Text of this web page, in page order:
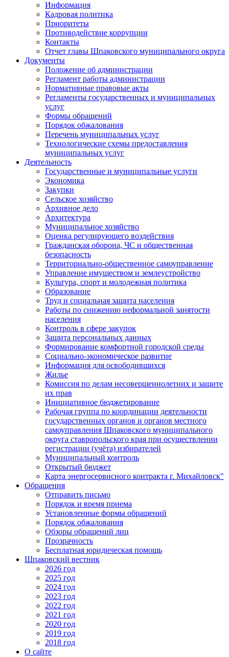
Информация
Кадровая политика
Приоритеты
Противодействие коррупции
Контакты
Отчет главы Шпаковского муниципального округа
Документы
Положение об администрации
Регламент работы администрации
Нормативные правовые акты
Регламенты государственных и муниципальных
услуг
Формы обращений
Порядок обжалования
Перечень муниципальных услуг
Технологические схемы предоставления
муниципальных услуг
Деятельность
Государственные и муниципальные услуги
Экономика
Закупки
Сельское хозяйство
Архивное дело
Архитектура
Муниципальное хозяйство
Оценка регулирующего воздействия
Гражданская оборона, ЧС и общественная
безопасность
Территориально-общественное самоуправление
Управление имуществом и землеустройство
Культура, спорт и молодежная политика
Образование
Труд и социальная защита населения
Работы по снижению неформальной занятости
населения
Контроль в сфере закупок
Защита персональных данных
Формирование комфортной городской среды
Социально-экономическое развитие
Информация для освободившихся
Жилье
Комиссия по делам несовершеннолетних и защите
их прав
Инициативное бюджетирование
Рабочая группа по координации деятельности
государственных органов и органов местного
самоуправления Шпаковского муниципального
округа ставропольского края при осуществлении
регистрации (учёта) избирателей
Муниципальный контроль
Открытый бюджет
Карта энергосервисного контракта г. Михайловск"
Обращения
Отправить письмо
Порядок и время приема
Установленные формы обращений
Порядок обжалования
Обзоры обращений лиц
Прозрачность
Бесплатная юридическая помощь
Шпаковский вестник
2026 год
2025 год
2024 год
2023 год
2022 год
2021 год
2020 год
2019 год
2018 год
О сайте